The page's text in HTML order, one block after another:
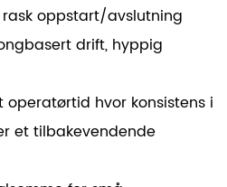
oppstart/avslutning
drift, hyppig
hvor konsistens i
et tilbakevendende